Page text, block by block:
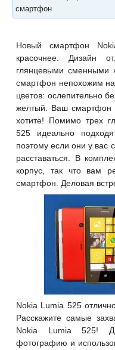
смартфон
Новый смартфон
красочнее. Дизайн
глянцевыми сменными
смартфон непохожим
цветов: ослепительно
желтый. Ваш смартфон
хотите! Помимо трех
525 идеально
поэтому если они у вас
расставаться. В
корпус, так что вам
смартфон. Деловая
Nokia Lumia 525
Расскажите самые
Nokia Lumia 525!
фотографию и